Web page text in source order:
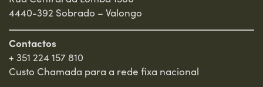
4440-392 Sobrado – Valongo
Contactos
+ 351 224 157 810
Custo Chamada para a rede fixa nacional